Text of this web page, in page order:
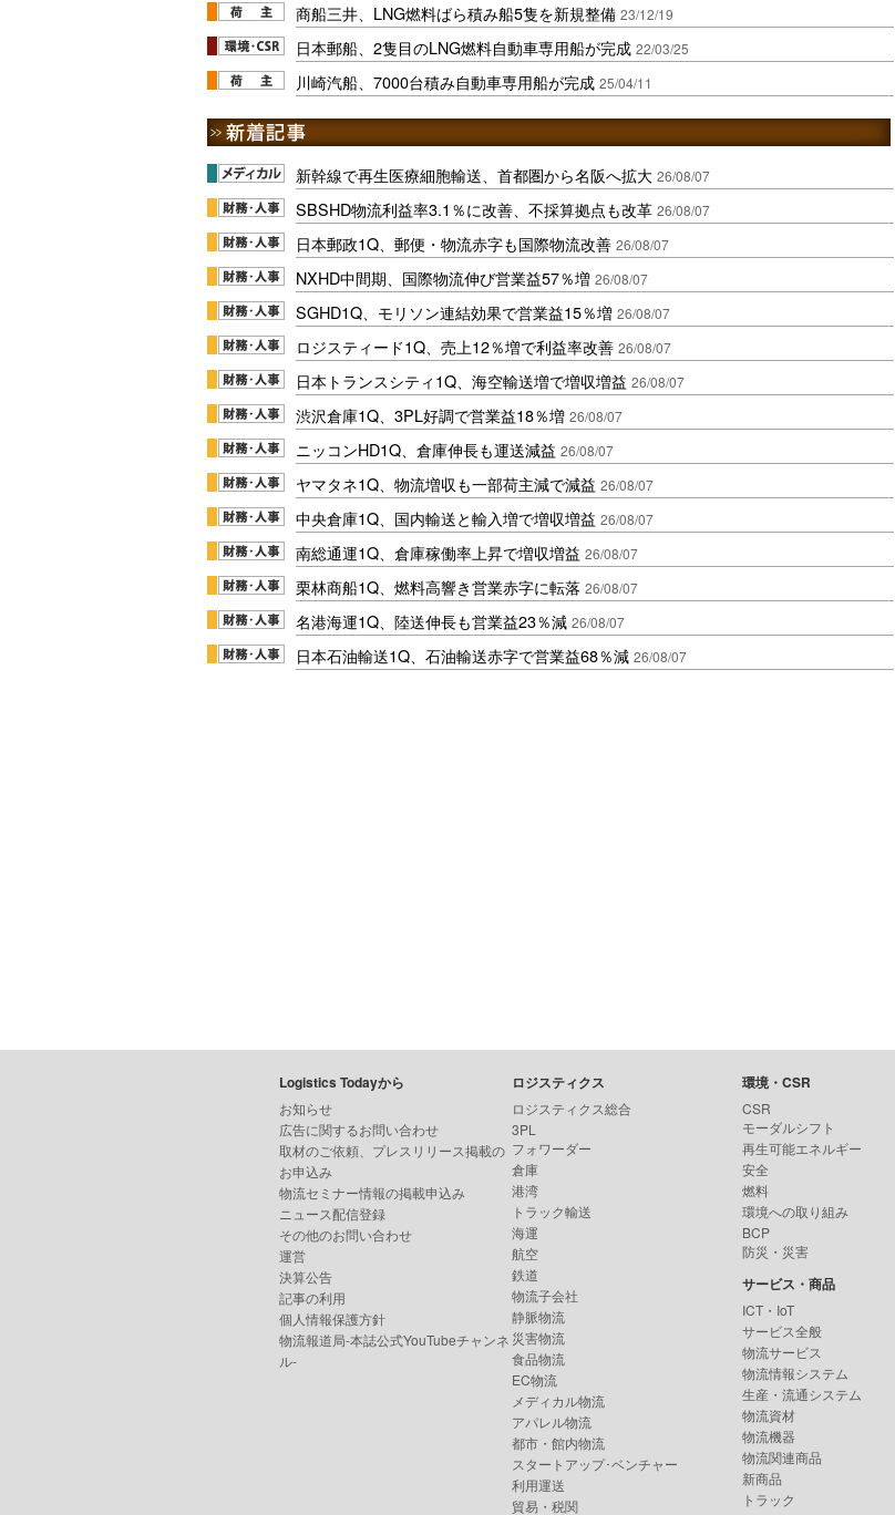
商船三井、LNG燃料ばら積み船5隻を新規整備 23/12/19
日本郵船、2隻目のLNG燃料自動車専用船が完成 22/03/25
川崎汽船、7000台積み自動車専用船が完成 25/04/11
新幹線で再生医療細胞輸送、首都圏から名阪へ拡大 26/08/07
SBSHD物流利益率3.1％に改善、不採算拠点も改革 26/08/07
日本郵政1Q、郵便・物流赤字も国際物流改善 26/08/07
NXHD中間期、国際物流伸び営業益57％増 26/08/07
SGHD1Q、モリソン連結効果で営業益15％増 26/08/07
ロジスティード1Q、売上12％増で利益率改善 26/08/07
日本トランスシティ1Q、海空輸送増で増収増益 26/08/07
渋沢倉庫1Q、3PL好調で営業益18％増 26/08/07
ニッコンHD1Q、倉庫伸長も運送減益 26/08/07
ヤマタネ1Q、物流増収も一部荷主減で減益 26/08/07
中央倉庫1Q、国内輸送と輸入増で増収増益 26/08/07
南総通運1Q、倉庫稼働率上昇で増収増益 26/08/07
栗林商船1Q、燃料高響き営業赤字に転落 26/08/07
名港海運1Q、陸送伸長も営業益23％減 26/08/07
日本石油輸送1Q、石油輸送赤字で営業益68％減 26/08/07
Logistics Todayから
お知らせ
広告に関するお問い合わせ
取材のご依頼、プレスリリース掲載の
お申込み
物流セミナー情報の掲載申込み
ニュース配信登録
その他のお問い合わせ
運営
決算公告
記事の利用
個人情報保護方針
物流報道局-本誌公式YouTubeチャンネ
ル-
ロジスティクス
ロジスティクス総合
3PL
フォワーダー
倉庫
港湾
トラック輸送
海運
航空
鉄道
物流子会社
静脈物流
災害物流
食品物流
EC物流
メディカル物流
アパレル物流
都市・館内物流
スタートアップ･ベンチャー
利用運送
貿易・税関
環境・CSR
CSR
モーダルシフト
再生可能エネルギー
安全
燃料
環境への取り組み
BCP
防災・災害
サービス・商品
ICT・IoT
サービス全般
物流サービス
物流情報システム
生産・流通システム
物流資材
物流機器
物流関連商品
新商品
トラック